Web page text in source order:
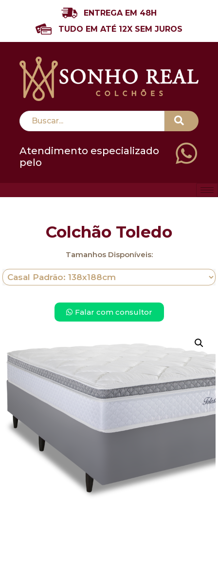
ENTREGA EM 48H
TUDO EM ATÉ 12X SEM JUROS
Atendimento especializado
pelo
Colchão Toledo
Tamanhos Disponíveis:
Falar com consultor